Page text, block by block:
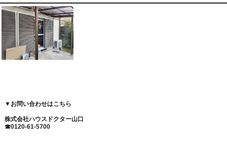
▼ お問い合わせはこちら
株式会社ハウスドクター山口
☎0120-61-5700